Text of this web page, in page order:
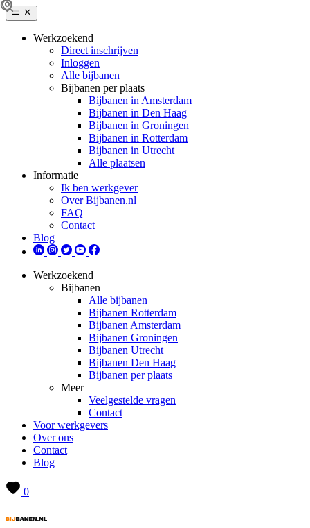
Werkzoekend
Direct inschrijven
Inloggen
Alle bijbanen
Bijbanen per plaats
Bijbanen in Amsterdam
Bijbanen in Den Haag
Bijbanen in Groningen
Bijbanen in Rotterdam
Bijbanen in Utrecht
Alle plaatsen
Informatie
Ik ben werkgever
Over Bijbanen.nl
FAQ
Contact
Blog
Werkzoekend
Bijbanen
Alle bijbanen
Bijbanen Rotterdam
Bijbanen Amsterdam
Bijbanen Groningen
Bijbanen Utrecht
Bijbanen Den Haag
Bijbanen per plaats
Meer
Veelgestelde vragen
Contact
Voor werkgevers
Over ons
Contact
Blog
0